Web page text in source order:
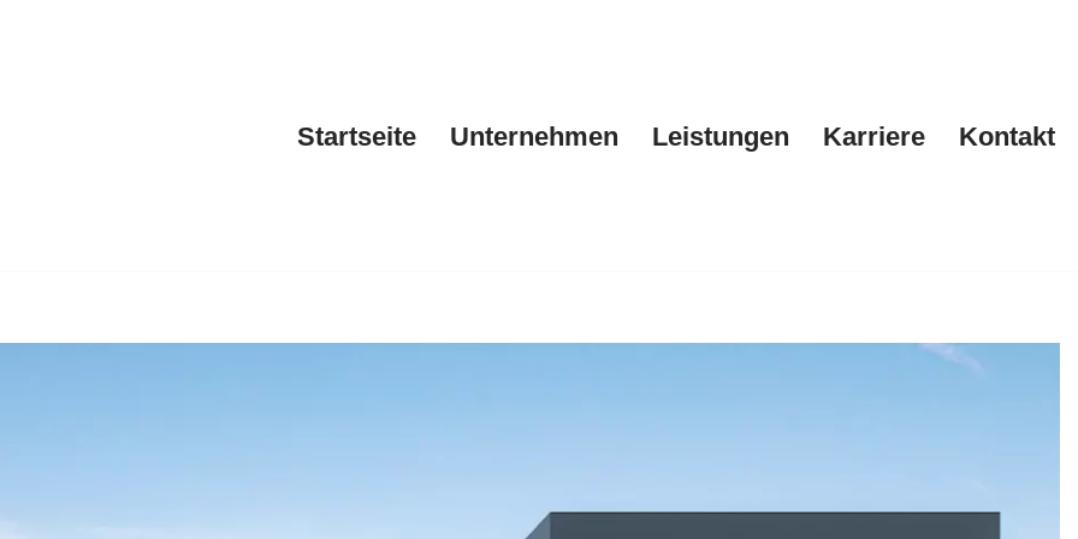
Startseite Unternehmen Leistungen Karriere Kontakt